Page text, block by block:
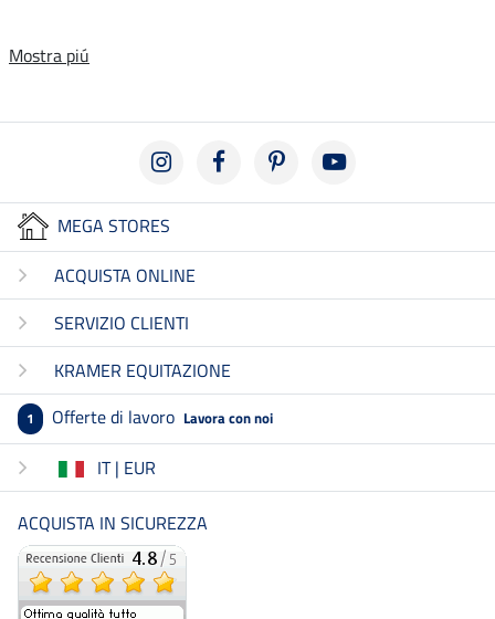
Mostra piú
MEGA STORES
ACQUISTA ONLINE
SERVIZIO CLIENTI
KRAMER EQUITAZIONE
1 Offerte di lavoro Lavora con noi
IT | EUR
ACQUISTA IN SICUREZZA